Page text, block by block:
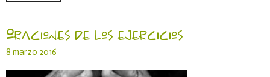
Oraciones de los ejercicios
8 marzo 2016